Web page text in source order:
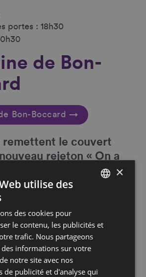
portes : 18h30
de Bon-
Bon-Boccard →
remettent le couvert
rejeton « On a
avec le temps ! ». La
recette reste la même,
bien de chez nous,
à l’EMS, et même un
Des assemblées
loquaces, des ainés
ados qu’on doit
coiffeuse bouchère
×
utilise des
des cookies pour
le contenu, les publicités et
trafic. Nous partageons
des informations sur votre
notre site avec nos
de publicité et d'analyse qui